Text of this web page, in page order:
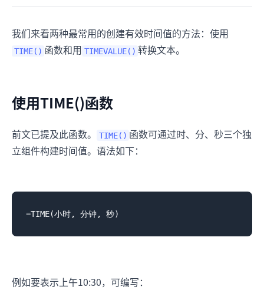
我们来看两种最常用的创建有效时间值的方法：使用
TIME() 函数和用 TIMEVALUE() 转换文本。
使用TIME()函数
前文已提及此函数。 TIME() 函数可通过时、分、秒三个独
立组件构建时间值。语法如下：
例如要表示上午10:30，可编写：